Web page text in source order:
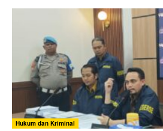
Hukum dan Kriminal